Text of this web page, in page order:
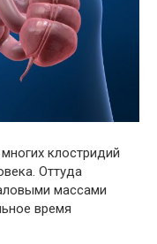
клостридий
Оттуда
массами
время